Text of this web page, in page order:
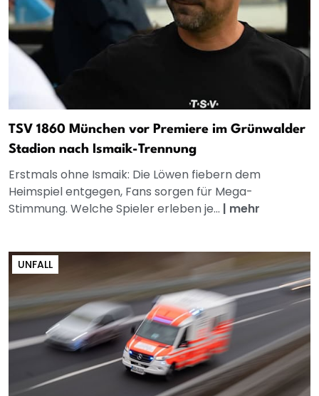
TSV 1860 München vor Premiere im Grünwalder
Stadion nach Ismaik-Trennung
Erstmals ohne Ismaik: Die Löwen fiebern dem
Heimspiel entgegen, Fans sorgen für Mega-
Stimmung. Welche Spieler erleben je... | mehr
UNFALL